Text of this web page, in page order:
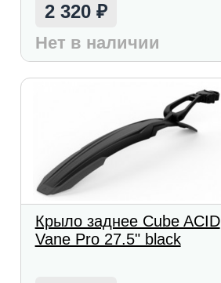
2 320 ₽
Нет в наличии
Крыло заднее Cube ACID
Vane Pro 27.5" black